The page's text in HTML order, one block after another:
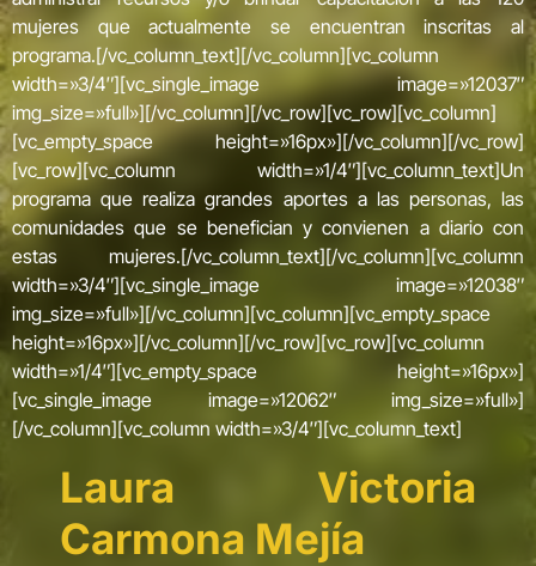
mujeres que actualmente se encuentran inscritas al
programa.[/vc_column_text][/vc_column][vc_column
width=»3/4″][vc_single_image image=»12037″
img_size=»full»][/vc_column][/vc_row][vc_row][vc_column]
[vc_empty_space height=»16px»][/vc_column][/vc_row]
[vc_row][vc_column width=»1/4″][vc_column_text]Un
programa que realiza grandes aportes a las personas, las
comunidades que se benefician y convienen a diario con
estas mujeres.[/vc_column_text][/vc_column][vc_column
width=»3/4″][vc_single_image image=»12038″
img_size=»full»][/vc_column][vc_column][vc_empty_space
height=»16px»][/vc_column][/vc_row][vc_row][vc_column
width=»1/4″][vc_empty_space height=»16px»]
[vc_single_image image=»12062″ img_size=»full»]
[/vc_column][vc_column width=»3/4″][vc_column_text]
Laura Victoria
Carmona Mejía